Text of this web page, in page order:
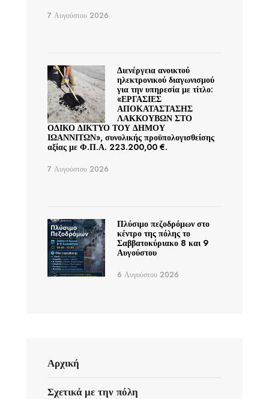
7 Αυγούστου 2026
Διενέργεια ανοικτού
ηλεκτρονικού διαγωνισμού
για την υπηρεσία με τίτλο:
«ΕΡΓΑΣΙΕΣ
ΑΠΟΚΑΤΑΣΤΑΣΗΣ
ΛΑΚΚΟΥΒΩΝ ΣΤΟ
ΟΔΙΚΟ ΔΙΚΤΥΟ ΤΟΥ ΔΗΜΟΥ
ΙΩΑΝΝΙΤΩΝ», συνολικής προϋπολογισθείσης
αξίας με Φ.Π.Α. 223.200,00 €.
7 Αυγούστου 2026
Πλύσιμο πεζοδρόμων στο
κέντρο της πόλης το
Σαββατοκύριακο 8 και 9
Αυγούστου
6 Αυγούστου 2026
Αρχική
Σχετικά με την πόλη